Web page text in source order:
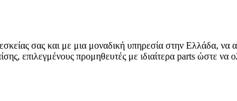
σας και με μια μοναδική υπηρεσία στην Ελλάδα, να
επιλεγμένους προμηθευτές με ιδιαίτερα parts ώστε